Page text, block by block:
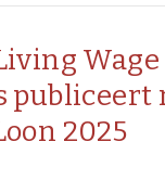
HOME
Wage
publiceert
2025